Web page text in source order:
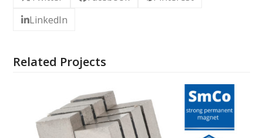
LinkedIn
Related Projects